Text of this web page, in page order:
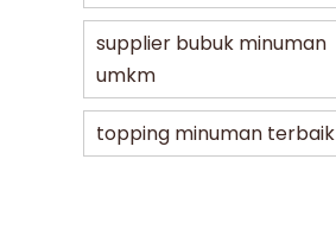
supplier bubuk minuman
umkm
topping minuman terbaik